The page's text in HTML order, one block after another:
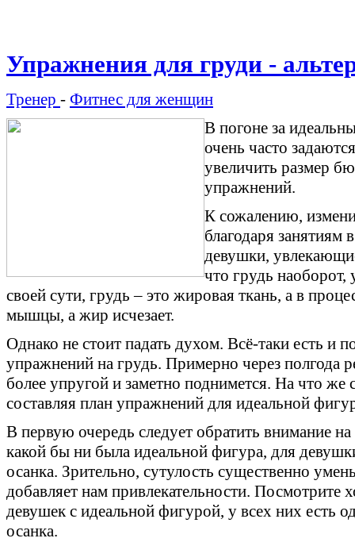
Упражнения для груди -
Тренер - Фитнес для женщин
В погоне за
очень часто
увеличить размер
упражнений.
К сожалению,
благодаря занятиям
девушки,
что грудь
своей сути, грудь – это жировая ткань, а в
мышцы, а жир исчезает.
Однако не стоит падать духом. Всё-таки есть и
упражнений на грудь. Примерно через полгода
более упругой и заметно поднимется. На что же
составляя план упражнений для идеальной
В первую очередь следует обратить внимание
какой бы ни была идеальной фигура, для
осанка. Зрительно, сутулость существенно
добавляет нам привлекательности. Посмотрите
девушек с идеальной фигурой, у всех них есть
осанка.